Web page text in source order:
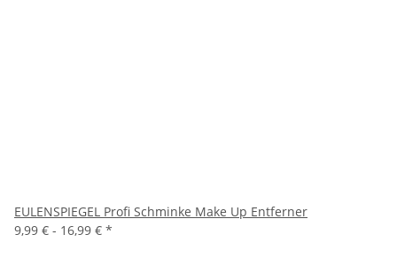
EULENSPIEGEL Profi Schminke Make Up Entferner
9,99 € - 16,99 € *